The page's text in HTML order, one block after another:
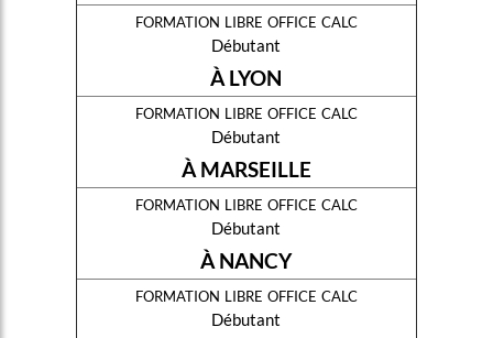
formation libre office calc
Débutant
À LYON
formation libre office calc
Débutant
À MARSEILLE
formation libre office calc
Débutant
À NANCY
formation libre office calc
Débutant